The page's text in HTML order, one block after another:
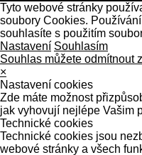
Tyto webové stránky
soubory Cookies.
souhlasíte s použitím
Nastavení Souhlasím
Souhlas můžete odmítnout
×
Nastavení cookies
Zde máte možnost
jak vyhovují nejlépe Vašim
Technické cookies
Technické cookies jsou
webové stránky a všech